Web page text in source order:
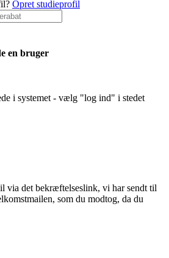
Opret studieprofil
en bruger
i systemet - vælg "log ind" i stedet
via det bekræftelseslink, vi har sendt til
som du modtog, da du